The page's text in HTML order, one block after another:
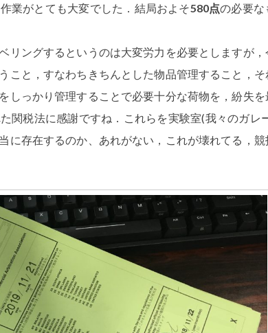
業がとても大変でした．結局およそ580点の必要な
リングするというのは大変労力を必要としますが
こと，すなわちきちんとした物品管理すること，
しっかり管理することで必要十分な荷物を，紛失を
関税法に感謝ですね．これらを実験室(我々のガレ
に存在するのか、あれがない，これが壊れてる，競